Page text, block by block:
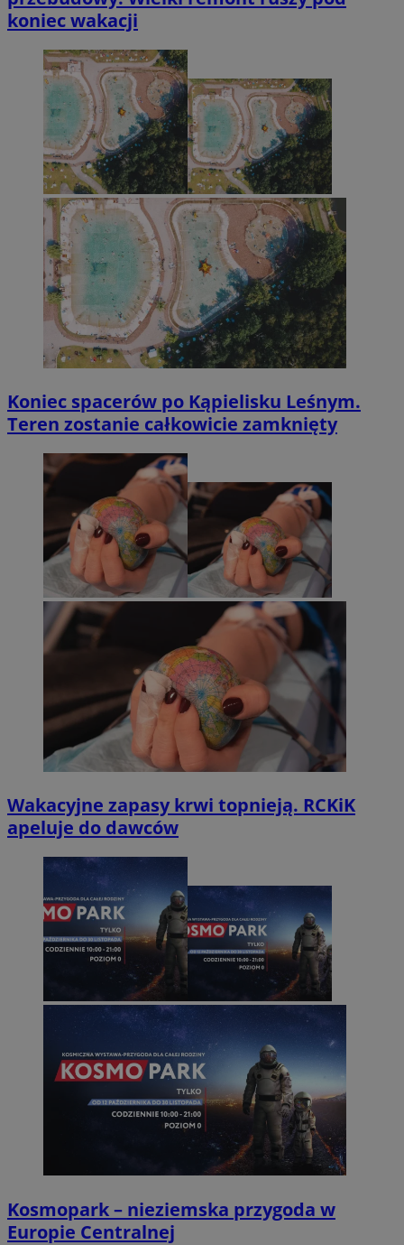
koniec wakacji
Koniec spacerów po Kąpielisku Leśnym.
Teren zostanie całkowicie zamknięty
Wakacyjne zapasy krwi topnieją. RCKiK
apeluje do dawców
Kosmopark – nieziemska przygoda w
Europie Centralnej